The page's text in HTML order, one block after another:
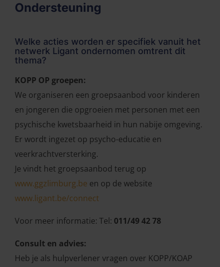
Ondersteuning
Welke acties worden er specifiek vanuit het
netwerk Ligant ondernomen omtrent dit
thema?
KOPP OP groepen:
We organiseren een groepsaanbod voor kinderen
en jongeren die opgroeien met personen met een
psychische kwetsbaarheid in hun nabije omgeving.
Er wordt ingezet op psycho-educatie en
veerkrachtversterking.
Je vindt het groepsaanbod terug op
www.ggzlimburg.be en op de website
www.ligant.be/connect
Voor meer informatie: Tel: 011/49 42 78
Consult en advies:
Heb je als hulpverlener vragen over KOPP/KOAP